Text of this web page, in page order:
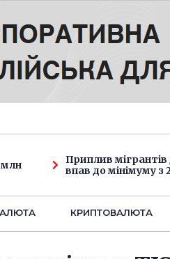
млн
Приплив
впав до мінімуму з
КРИПТОВАЛЮТА